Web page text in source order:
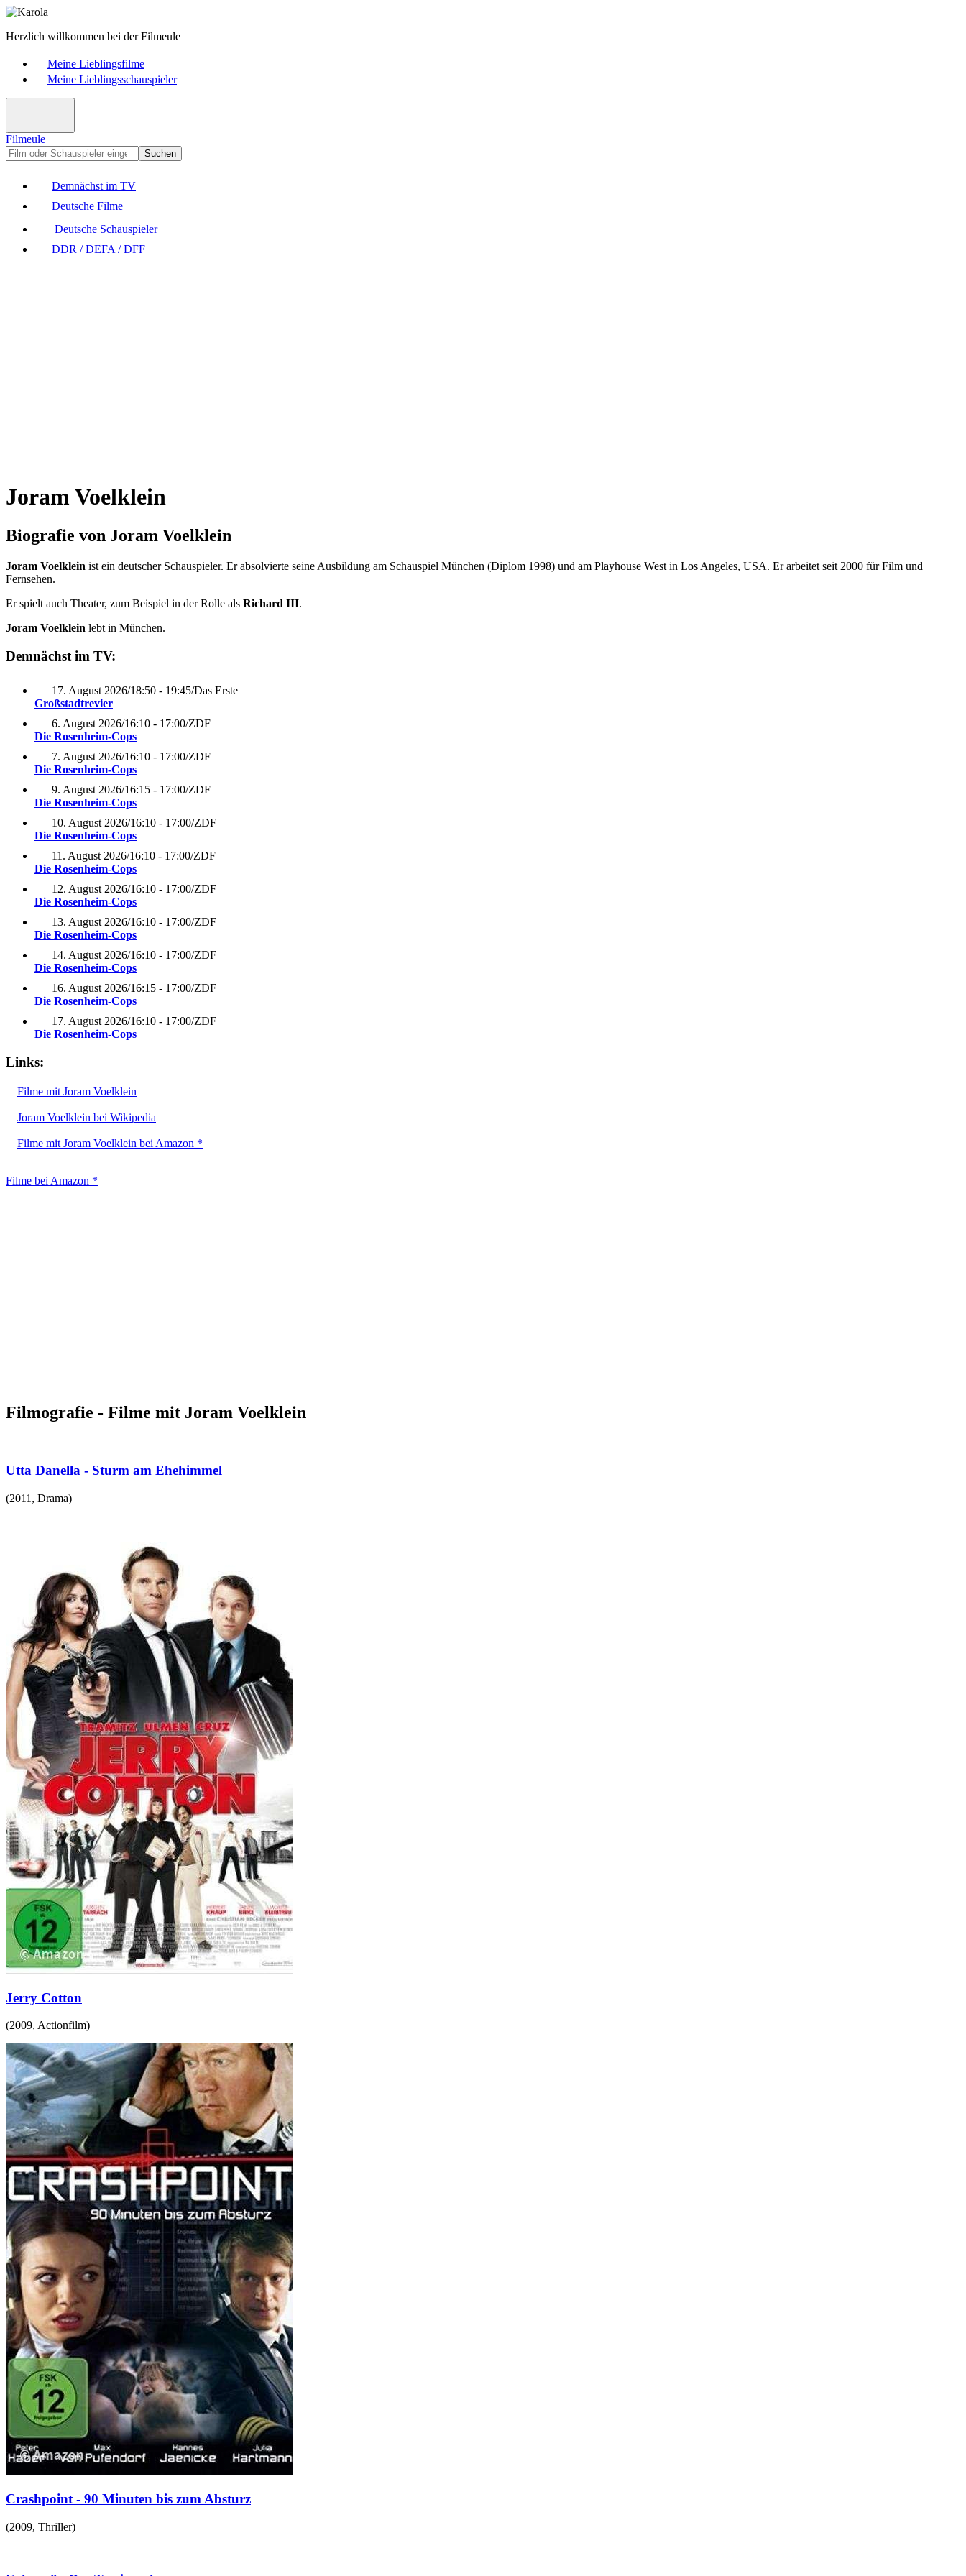
Herzlich willkommen bei der Filmeule
Meine Lieblingsfilme
Meine Lieblingsschauspieler
Filmeule
Suchen
Demnächst im TV
Deutsche Filme
Deutsche Schauspieler
DDR / DEFA / DFF
Joram Voelklein
Biografie von Joram Voelklein
Joram Voelklein ist ein deutscher Schauspieler. Er absolvierte seine Ausbildung am Schauspiel München (Diplom 1998) und am Playhouse West in Los Angeles, USA. Er arbeitet seit 2000 für Film und
Fernsehen.
Er spielt auch Theater, zum Beispiel in der Rolle als Richard III.
Joram Voelklein lebt in München.
Demnächst im TV:
17. August 2026/18:50 - 19:45/Das Erste
Großstadtrevier
6. August 2026/16:10 - 17:00/ZDF
Die Rosenheim-Cops
7. August 2026/16:10 - 17:00/ZDF
Die Rosenheim-Cops
9. August 2026/16:15 - 17:00/ZDF
Die Rosenheim-Cops
10. August 2026/16:10 - 17:00/ZDF
Die Rosenheim-Cops
11. August 2026/16:10 - 17:00/ZDF
Die Rosenheim-Cops
12. August 2026/16:10 - 17:00/ZDF
Die Rosenheim-Cops
13. August 2026/16:10 - 17:00/ZDF
Die Rosenheim-Cops
14. August 2026/16:10 - 17:00/ZDF
Die Rosenheim-Cops
16. August 2026/16:15 - 17:00/ZDF
Die Rosenheim-Cops
17. August 2026/16:10 - 17:00/ZDF
Die Rosenheim-Cops
Links:
Filme mit Joram Voelklein
Joram Voelklein bei Wikipedia
Filme mit Joram Voelklein bei Amazon *
Filme bei Amazon *
Filmografie - Filme mit Joram Voelklein
Utta Danella - Sturm am Ehehimmel
(2011 , Drama)
Jerry Cotton
(2009, Actionfilm)
Crashpoint - 90 Minuten bis zum Absturz
(2009, Thriller)